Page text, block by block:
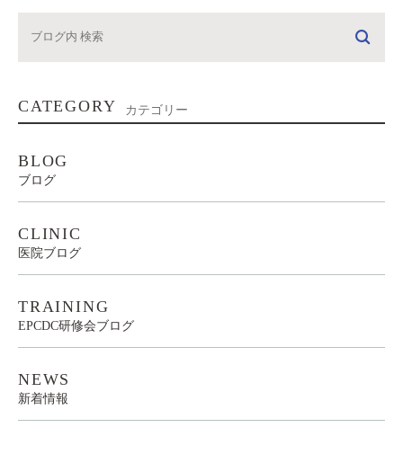
CATEGORY カテゴリー
BLOG
ブログ
CLINIC
医院ブログ
TRAINING
EPCDC研修会ブログ
NEWS
新着情報